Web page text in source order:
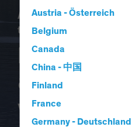
Austria - Österreich
Belgium
Canada
China - 中国
Finland
France
Germany - Deutschland
AB IQ Economía
tipos Renta fija
Economía
aterrizaje
vista